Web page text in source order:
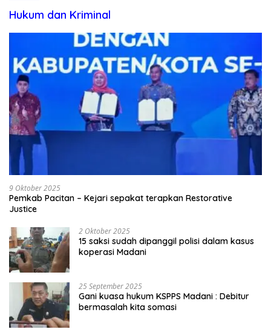
Hukum dan Kriminal
9 Oktober 2025
Pemkab Pacitan – Kejari sepakat terapkan Restorative
Justice
2 Oktober 2025
15 saksi sudah dipanggil polisi dalam kasus
koperasi Madani
25 September 2025
Gani kuasa hukum KSPPS Madani : Debitur
bermasalah kita somasi